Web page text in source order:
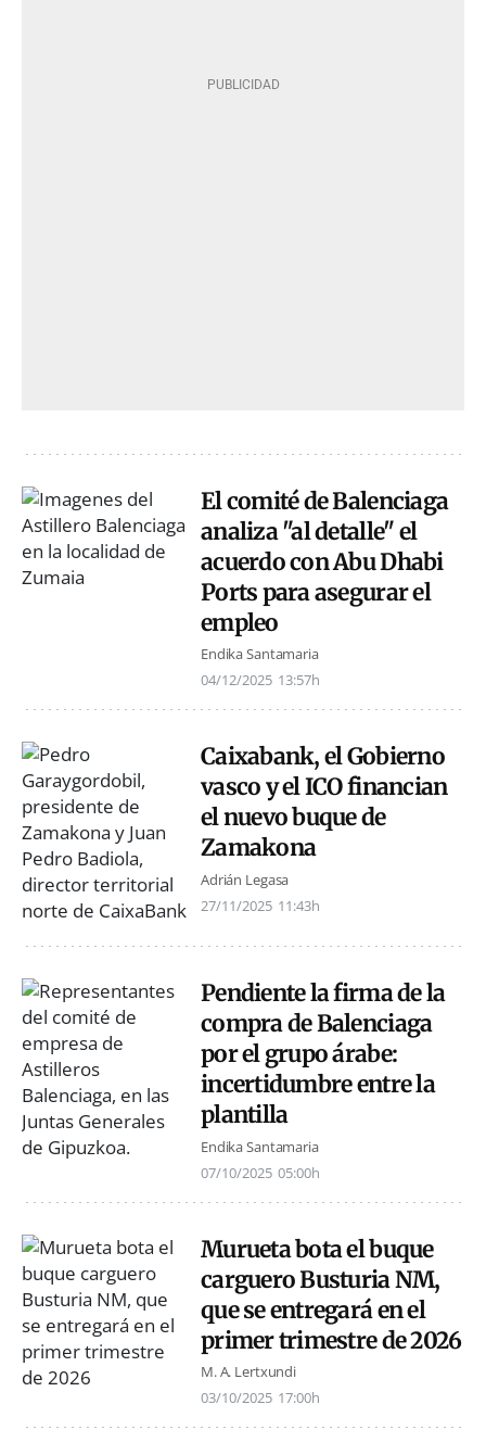
El comité de Balenciaga
analiza "al detalle" el
acuerdo con Abu Dhabi
Ports para asegurar el
empleo
Endika Santamaria
04/12/2025 13:57h
Caixabank, el Gobierno
vasco y el ICO financian
el nuevo buque de
Zamakona
Adrián Legasa
27/11/2025 11:43h
Pendiente la firma de la
compra de Balenciaga
por el grupo árabe:
incertidumbre entre la
plantilla
Endika Santamaria
07/10/2025 05:00h
Murueta bota el buque
carguero Busturia NM,
que se entregará en el
primer trimestre de 2026
M. A. Lertxundi
03/10/2025 17:00h